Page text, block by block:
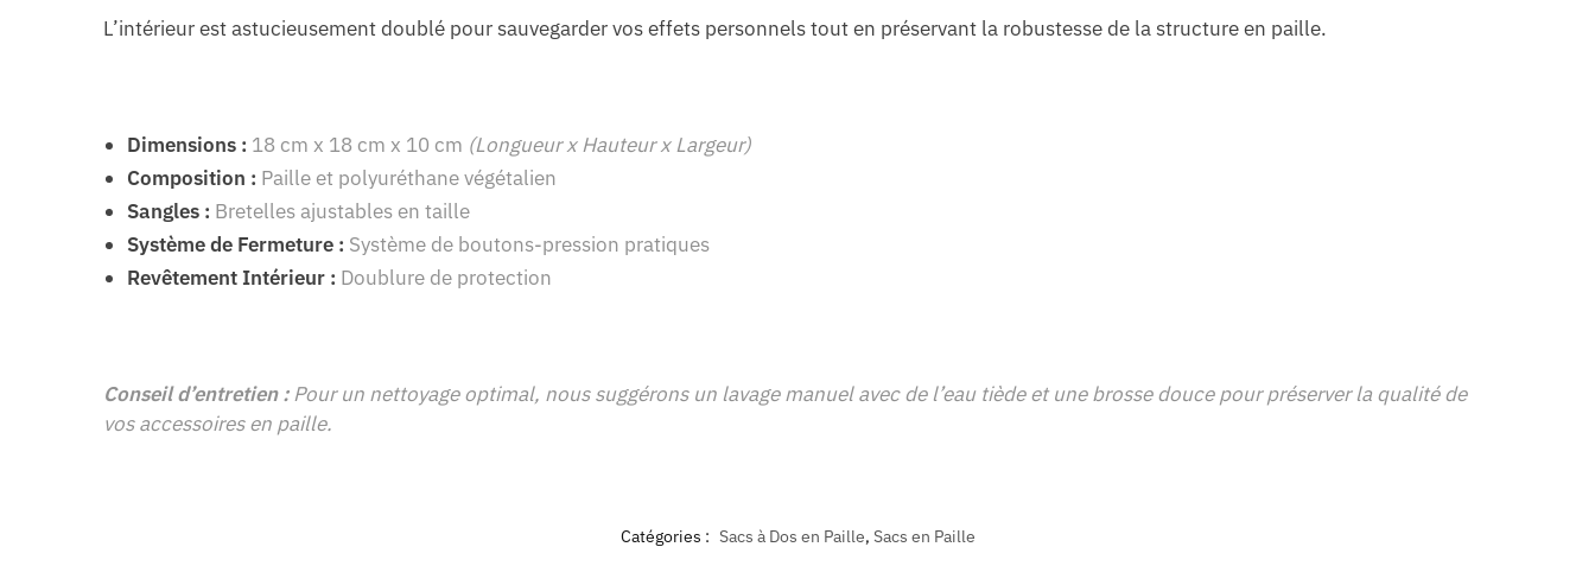
L’intérieur est astucieusement doublé pour sauvegarder vos effets personnels tout en préservant la robustesse de la structure en paille.
Dimensions : 18 cm x 18 cm x 10 cm (Longueur x Hauteur x Largeur)
Composition : Paille et polyuréthane végétalien
Sangles : Bretelles ajustables en taille
Système de Fermeture : Système de boutons-pression pratiques
Revêtement Intérieur : Doublure de protection
Conseil d’entretien :Pour un nettoyage optimal, nous suggérons un lavage manuel avec de l’eau tiède et une brosse douce pour préserver la qualité de
vos accessoires en paille.
Catégories : Sacs à Dos en Paille, Sacs en Paille